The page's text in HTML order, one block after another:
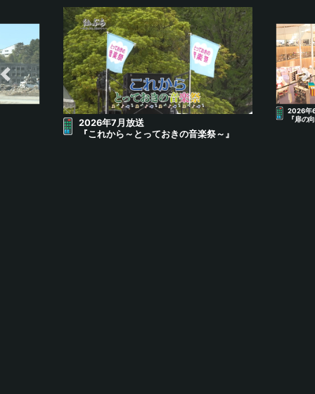
2026年7月放送
『これから～とっておきの音楽祭～』
2026年
『扉の